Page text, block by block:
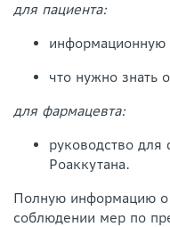
для пациента:
информационную
что нужно знать
для фармацевта:
руководство для
Роаккутана.
Полную информацию о
соблюдении мер по